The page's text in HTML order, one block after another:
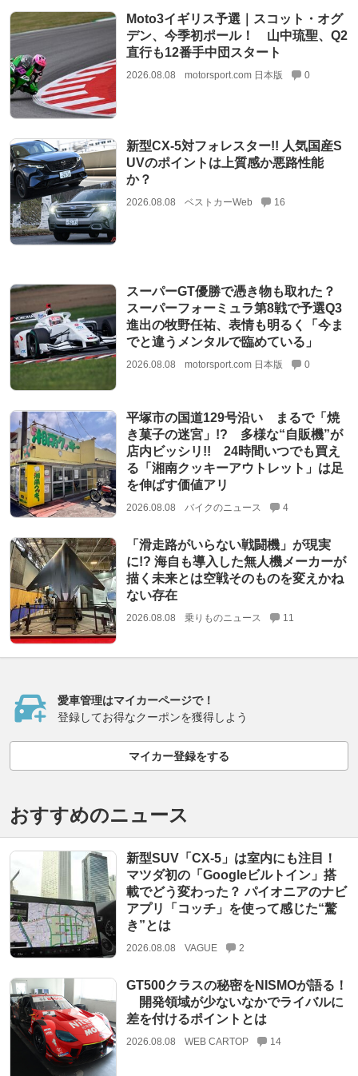
Moto3イギリス予選｜スコット・オグ
デン、今季初ポール！ 山中琉聖、Q2
直行も12番手中団スタート
2026.08.08 motorsport.com 日本版 0
新型CX-5対フォレスター!! 人気国産S
UVのポイントは上質感か悪路性能
か？
2026.08.08 ベストカーWeb 16
スーパーGT優勝で憑き物も取れた？
スーパーフォーミュラ第8戦で予選Q3
進出の牧野任祐、表情も明るく「今ま
でと違うメンタルで臨めている」
2026.08.08 motorsport.com 日本版 0
平塚市の国道129号沿い まるで「焼
き菓子の迷宮」!? 多様な“自販機”が
店内ビッシリ!! 24時間いつでも買え
る「湘南クッキーアウトレット」は足
を伸ばす価値アリ
2026.08.08 バイクのニュース 4
「滑走路がいらない戦闘機」が現実
に!? 海自も導入した無人機メーカーが
描く未来とは空戦そのものを変えかね
ない存在
2026.08.08 乗りものニュース 11
愛車管理はマイカーページで！
登録してお得なクーポンを獲得しよう
マイカー登録をする
おすすめのニュース
新型SUV「CX-5」は室内にも注目！
マツダ初の「Googleビルトイン」搭
載でどう変わった？ パイオニアのナビ
アプリ「コッチ」を使って感じた“驚
き”とは
2026.08.08 VAGUE 2
GT500クラスの秘密をNISMOが語る！
開発領域が少ないなかでライバルに
差を付けるポイントとは
2026.08.08 WEB CARTOP 14